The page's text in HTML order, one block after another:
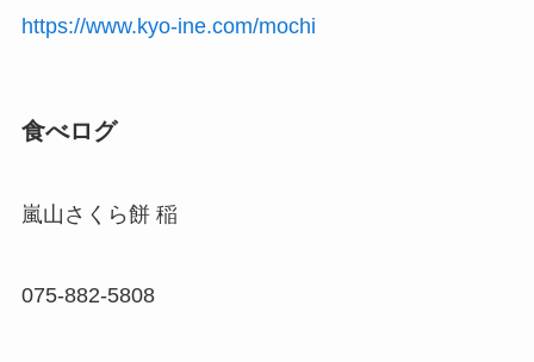
https://www.kyo-ine.com/mochi
食べログ
嵐山さくら餅 稲
075-882-5808